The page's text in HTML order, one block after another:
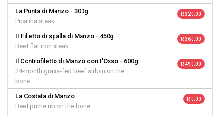
La Punta di Manzo - 300g
Picanha steak
R 320.00
II Filletto di spalla di Manzo - 450g
Beef flat iron steak
R 360.00
Il Controfiletto di Manzo con I'Osso - 600g
24-month grass-fed beef sirloin on the
bone
R 490.00
La Costata di Manzo
Beef prime rib on the bone
R 0.00